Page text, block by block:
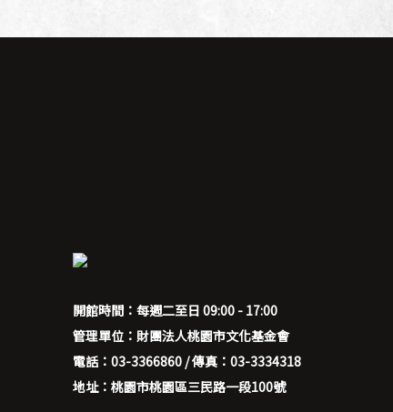
開館時間：每週二至日 09:00 - 17:00
管理單位：財團法人桃園市文化基金會
電話：03-3366860 / 傳真：03-3334318
地址：桃園市桃園區三民路一段100號